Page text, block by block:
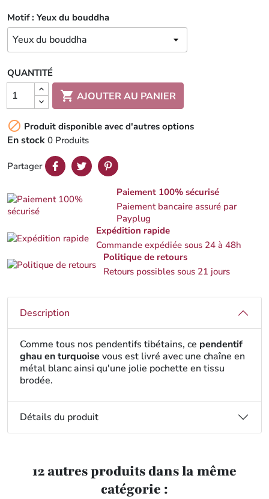
Motif : Yeux du bouddha
QUANTITÉ
 AJOUTER AU PANIER
 Produit disponible avec d'autres options
En stock 0 Produits
Partager
Paiement 100% sécurisé
Paiement bancaire assuré par
Payplug
Expédition rapide
Commande expédiée sous 24 à 48h
Politique de retours
Retours possibles sous 21 jours
Description
Comme tous nos pendentifs tibétains, ce pendentif
ghau en turquoise vous est livré avec une chaîne en
métal blanc ainsi qu'une jolie pochette en tissu
brodée.
Détails du produit
12 autres produits dans la même
catégorie :